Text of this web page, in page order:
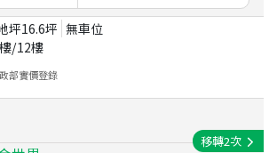
坪16.6坪 無車位
樓/12樓
部實價登錄
移轉2次